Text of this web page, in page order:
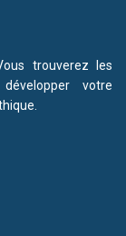
trouverez les
votre